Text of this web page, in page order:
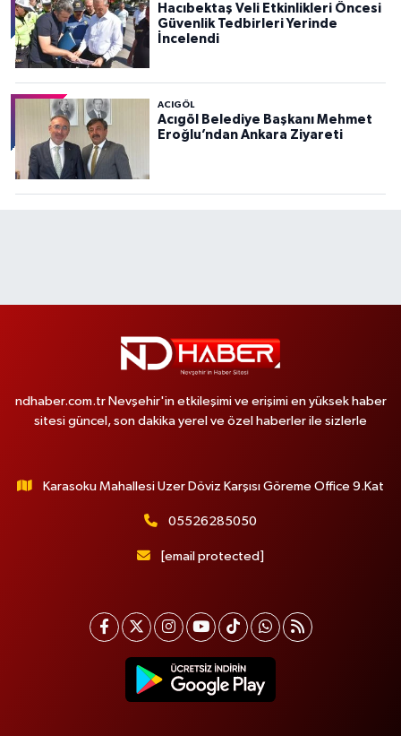
Hacıbektaş Veli Etkinlikleri Öncesi
Güvenlik Tedbirleri Yerinde
İncelendi
ACIGÖL
Acıgöl Belediye Başkanı Mehmet
Eroğlu’ndan Ankara Ziyareti
ndhaber.com.tr Nevşehir'in etkileşimi ve erişimi en yüksek haber
sitesi güncel, son dakika yerel ve özel haberler ile sizlerle
Karasoku Mahallesi Uzer Döviz Karşısı Göreme Office 9.Kat
05526285050
[email protected]